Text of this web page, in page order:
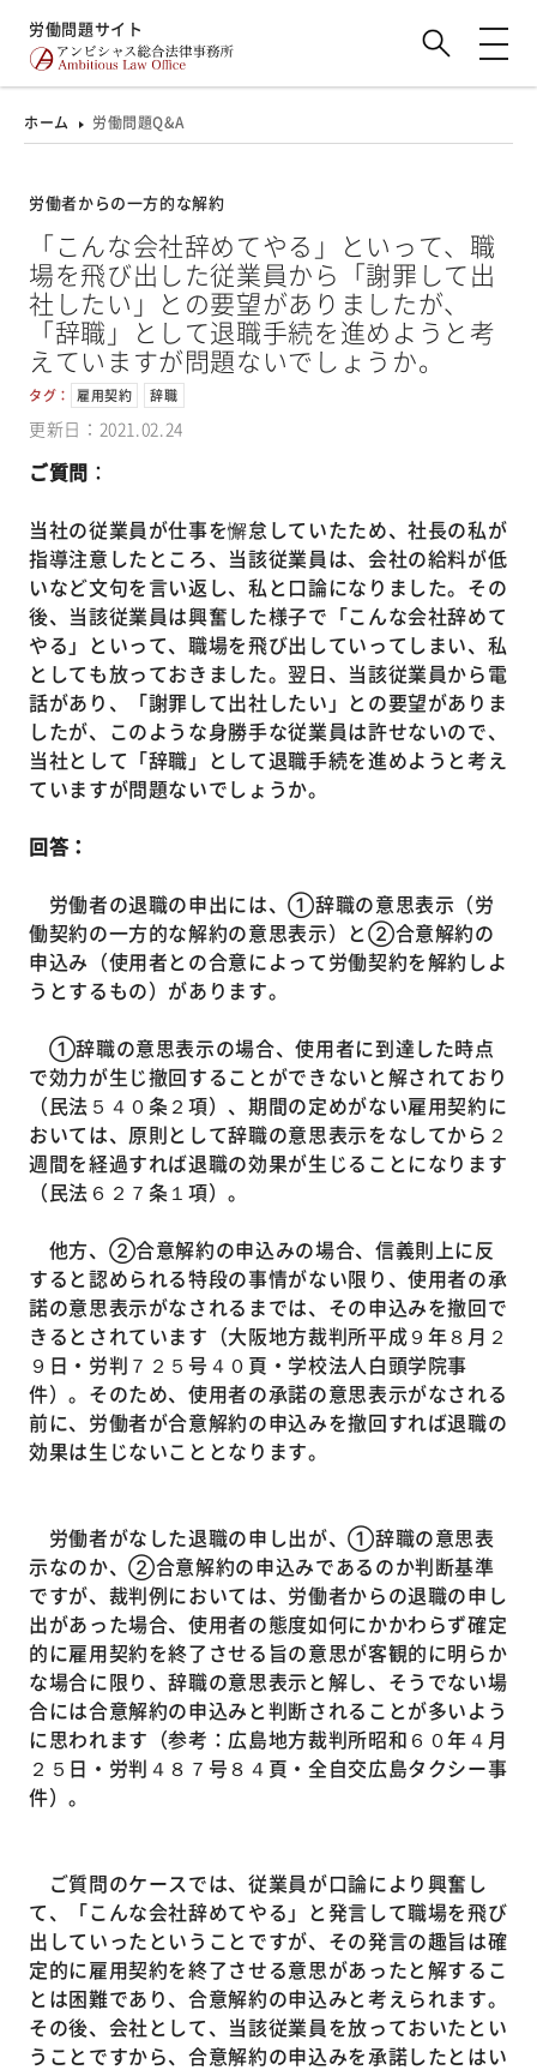
労働問題サイト
労働者からの一方的な解約
「こんな会社辞めてやる」といって、職
場を飛び出した従業員から「謝罪して出
社したい」との要望がありましたが、
「辞職」として退職手続を進めようと考
えていますが問題ないでしょうか。
タグ： 雇用契約 辞職
更新日：2021.02.24
ご質問 ：
当社の従業員が仕事を懈怠していたため、社長の私が
指導注意したところ、当該従業員は、会社の給料が低
いなど文句を言い返し、私と口論になりました。その
後、当該従業員は興奮した様子で「こんな会社辞めて
やる」といって、職場を飛び出していってしまい、私
としても放っておきました。翌日、当該従業員から電
話があり、「謝罪して出社したい」との要望がありま
したが、このような身勝手な従業員は許せないので、
当社として「辞職」として退職手続を進めようと考え
ていますが問題ないでしょうか。
回答：
労働者の退職の申出には、①辞職の意思表示（労
働契約の一方的な解約の意思表示）と②合意解約の
申込み（使用者との合意によって労働契約を解約しよ
うとするもの）があります。
①辞職の意思表示の場合、使用者に到達した時点
で効力が生じ撤回することができないと解されており
（民法５４０条２項）、期間の定めがない雇用契約に
おいては、原則として辞職の意思表示をなしてから２
週間を経過すれば退職の効果が生じることになります
（民法６２７条１項）。
他方、②合意解約の申込みの場合、信義則上に反
すると認められる特段の事情がない限り、使用者の承
諾の意思表示がなされるまでは、その申込みを撤回で
きるとされています（大阪地方裁判所平成９年８月２
９日・労判７２５号４０頁・学校法人白頭学院事
件）。そのため、使用者の承諾の意思表示がなされる
前に、労働者が合意解約の申込みを撤回すれば退職の
効果は生じないこととなります。
労働者がなした退職の申し出が、①辞職の意思表
示なのか、②合意解約の申込みであるのか判断基準
ですが、裁判例においては、労働者からの退職の申し
出があった場合、使用者の態度如何にかかわらず確定
的に雇用契約を終了させる旨の意思が客観的に明らか
な場合に限り、辞職の意思表示と解し、そうでない場
合には合意解約の申込みと判断されることが多いよう
に思われます（参考：広島地方裁判所昭和６０年４月
２５日・労判４８７号８４頁・全自交広島タクシー事
件）。
ご質問のケースでは、従業員が口論により興奮し
て、「こんな会社辞めてやる」と発言して職場を飛び
出していったということですが、その発言の趣旨は確
定的に雇用契約を終了させる意思があったと解するこ
とは困難であり、合意解約の申込みと考えられます。
その後、会社として、当該従業員を放っておいたとい
うことですから、合意解約の申込みを承諾したとはい
ホーム 労働問題Q&A